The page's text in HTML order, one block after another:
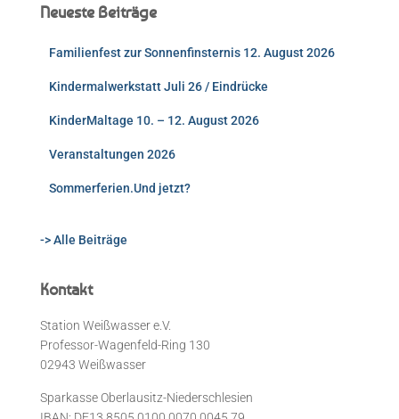
Neueste Beiträge
Familienfest zur Sonnenfinsternis 12. August 2026
Kindermalwerkstatt Juli 26 / Eindrücke
KinderMaltage 10. – 12. August 2026
Veranstaltungen 2026
Sommerferien.Und jetzt?
-> Alle Beiträge
Kontakt
Station Weißwasser e.V.
Professor-Wagenfeld-Ring 130
02943 Weißwasser
Sparkasse Oberlausitz-Niederschlesien